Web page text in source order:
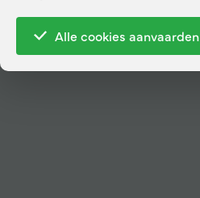
Alle cookies aanvaarden